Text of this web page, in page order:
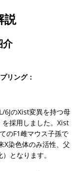
説
介
リング：
6JのXist変異を持つ母
を採用しました。Xist
のF1雌マウス子孫で
X染色体のみ活性、父
となります。